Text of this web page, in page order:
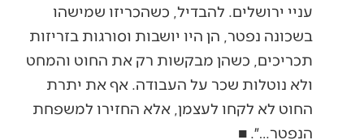
עניי ירושלים. להבדיל, כשהכריזו שמישהו
בשכונה נפטר, הן היו יושבות וסורגות בזריזות
תכריכים, כשהן מבקשות רק את החוט והמחט
ולא נוטלות שכר על העבודה. אף את יתרת
החוט לא לקחו לעצמן, אלא החזירו למשפחת
הנפטר…״. ■